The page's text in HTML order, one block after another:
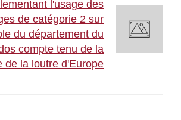
l'usage des
de catégorie 2 sur
du département du
compte tenu de la
de la loutre d'Europe